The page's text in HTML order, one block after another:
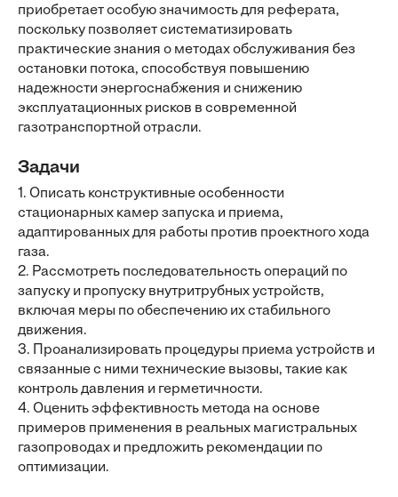
приобретает особую значимость для реферата,
поскольку позволяет систематизировать
практические знания о методах обслуживания без
остановки потока, способствуя повышению
надежности энергоснабжения и снижению
эксплуатационных рисков в современной
газотранспортной отрасли.
Задачи
1. Описать конструктивные особенности
стационарных камер запуска и приема,
адаптированных для работы против проектного хода
газа.
2. Рассмотреть последовательность операций по
запуску и пропуску внутритрубных устройств,
включая меры по обеспечению их стабильного
движения.
3. Проанализировать процедуры приема устройств и
связанные с ними технические вызовы, такие как
контроль давления и герметичности.
4. Оценить эффективность метода на основе
примеров применения в реальных магистральных
газопроводах и предложить рекомендации по
оптимизации.